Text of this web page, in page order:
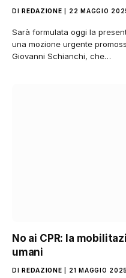
DI REDAZIONE 22 MAGGIO
Sarà formulata oggi la
una mozione urgente
Giovanni Schianchi, che…
No ai CPR: la
umani
DI REDAZIONE 21 MAGGIO 2025